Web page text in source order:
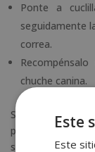
Ponte a
seguidamente
correa.
chuche canina.
Seguramente,
podéis
seguir
Este
Este